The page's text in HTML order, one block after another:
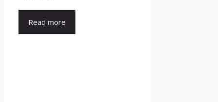
Read more